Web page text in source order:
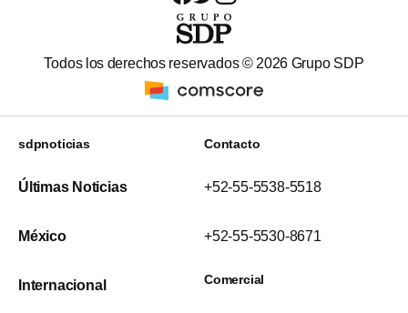
Todos los derechos reservados © 2026 Grupo SDP
sdpnoticias
Últimas Noticias
México
Internacional
Contacto
+52-55-5538-5518
+52-55-5530-8671
Comercial